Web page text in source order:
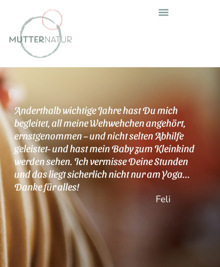
Anderthalb wichtige Jahre hast Du mich
begleitet, all meine Wehwehchen angehört,
ernstgenommen – und nicht selten Abhilfe
geleistet- und hast mein Baby zum Kleinkind
werden sehen. Ich vermisse Deine Stunden
und das liegt sicherlich nicht nur am Yoga…
Danke für alles!
Feli